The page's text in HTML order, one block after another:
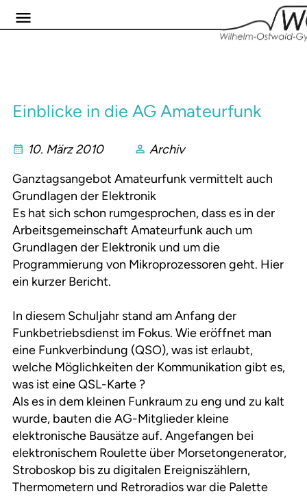
Einblicke in die AG Amateurfunk
10. März 2010
Archiv
Ganztagsangebot Amateurfunk vermittelt auch
Grundlagen der Elektronik
Es hat sich schon rumgesprochen, dass es in der
Arbeitsgemeinschaft Amateurfunk auch um
Grundlagen der Elektronik und um die
Programmierung von Mikroprozessoren geht. Hier
ein kurzer Bericht.
In diesem Schuljahr stand am Anfang der
Funkbetriebsdienst im Fokus. Wie eröffnet man
eine Funkverbindung (QSO), was ist erlaubt,
welche Möglichkeiten der Kommunikation gibt es,
was ist eine QSL-Karte ?
Als es in dem kleinen Funkraum zu eng und zu kalt
wurde, bauten die AG-Mitglieder kleine
elektronische Bausätze auf. Angefangen bei
elektronischem Roulette über Morsetongenerator,
Stroboskop bis zu digitalen Ereigniszählern,
Thermometern und Retroradios war die Palette